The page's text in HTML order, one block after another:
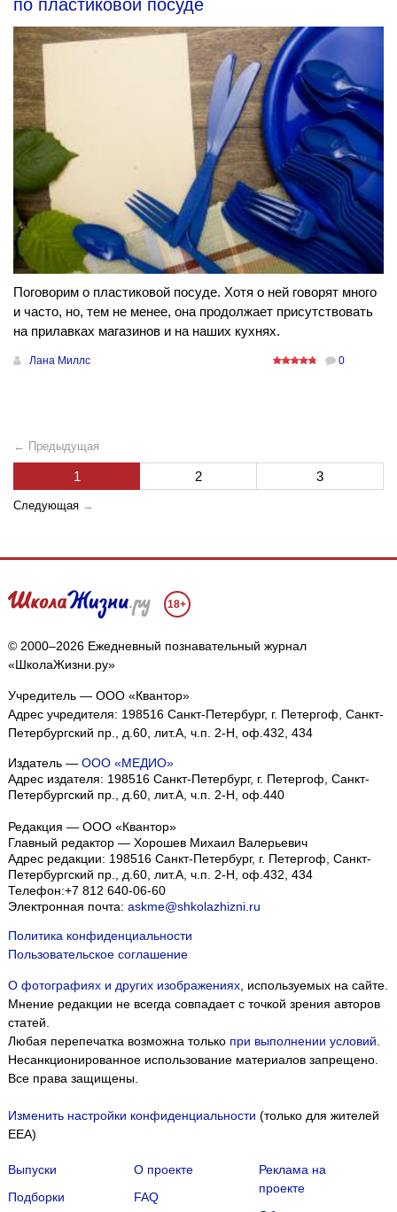
по пластиковой посуде
Поговорим о пластиковой посуде. Хотя о ней говорят много
и часто, но, тем не менее, она продолжает присутствовать
на прилавках магазинов и на наших кухнях.
Лана Миллс 0
← Предыдущая
1 2 3
Следующая →
18+
© 2000–2026 Ежедневный познавательный журнал
«ШколаЖизни.ру»
Учредитель — ООО «Квантор»
Адрес учредителя: 198516 Санкт-Петербург, г. Петергоф, Санкт-
Петербургский пр., д.60, лит.А, ч.п. 2-Н, оф.432, 434
Издатель — ООО «МЕДИО»
Адрес издателя: 198516 Санкт-Петербург, г. Петергоф, Санкт-
Петербургский пр., д.60, лит.А, ч.п. 2-Н, оф.440
Редакция — ООО «Квантор»
Главный редактор — Хорошев Михаил Валерьевич
Адрес редакции: 198516 Санкт-Петербург, г. Петергоф Санкт-
Петербургский пр., д.60, лит.А, ч.п. 2-Н, оф.432, 434
Телефон:+7 812 640-06-60
Электронная почта: askme@shkolazhizni.ru
Политика конфиденциальности
Пользовательское соглашение
О фотографиях и других изображениях, используемых на сайте.
Мнение редакции не всегда совпадает с точкой зрения авторов
статей.
Любая перепечатка возможна только при выполнении условий
Несанкционированное использование материалов запрещено.
Все права защищены.
Изменить настройки конфиденциальности (только для жителей
EEA)
Выпуски
Подборки
О проекте
FAQ
Реклама на
проекте